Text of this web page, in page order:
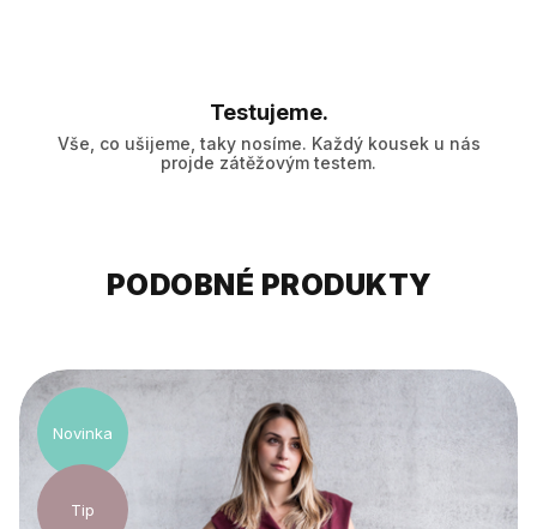
Testujeme.
Vše, co ušijeme, taky nosíme. Každý kousek u nás
projde zátěžovým testem.
PODOBNÉ PRODUKTY
Novinka
Tip